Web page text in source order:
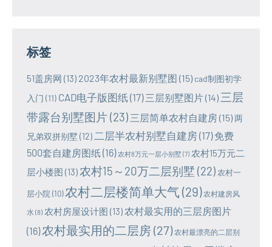
标签
51盖房网 (13) 2023年农村最新别墅图 (15) cad制图初学
入门 (11) CAD电子版图纸(17) 三层别墅图片(14) 三层
带露台别墅图片 (23) 三层简单农村自建房(15)两
兄弟双拼别墅 (12) 二层半农村别墅自建房(17) 免费
500套自建房图纸(16) 农村8万元一层小别墅(7) 农村15万元二
层小楼图 (13)农村15～20万二层别墅 (22)农村一
层小院(10)农村二层楼简单大气 (29) 农村建房风
水 (8) 农村房屋设计图 (13) 农村最实用的三层房图片
(16)农村最实用的二层房 (27) 农村最漂亮的二层别